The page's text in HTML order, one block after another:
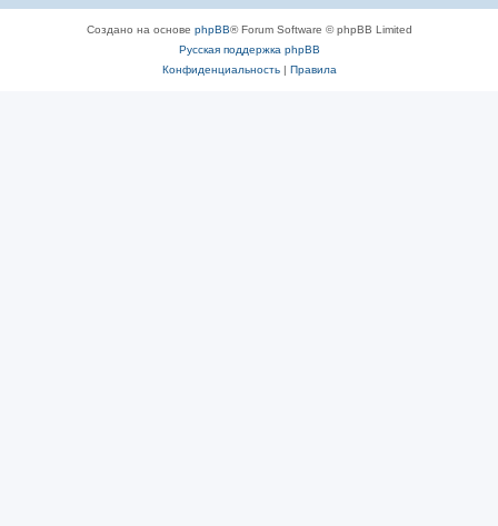
Создано на основе phpBB® Forum Software © phpBB Limited
Русская поддержка phpBB
Конфиденциальность| Правила